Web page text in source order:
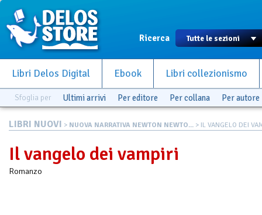
Ricerca
Libri Delos Digital Ebook Libri collezionismo
Sfoglia per Ultimi arrivi Per editore Per collana Per autore
LIBRI NUOVI > NUOVA NARRATIVA NEWTON NEWTO... > IL VANGELO DEI
Il vangelo dei vampiri
Romanzo